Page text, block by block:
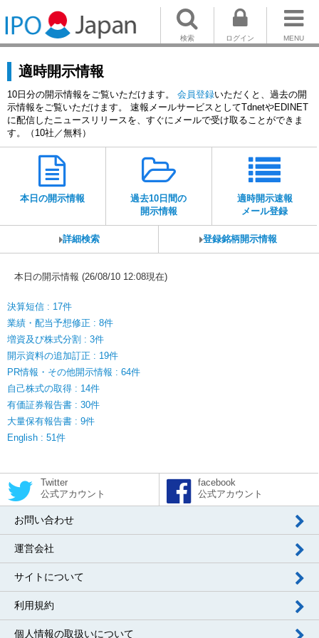
MENU
ログイン
検索
適時開示情報
10日分の開示情報をご覧いただけます。 会員登録いただくと、過去の開
示情報をご覧いただけます。 速報メールサービスとしてTdnetやEDINET
に配信したニュースリリースを、すぐにメールで受け取ることができま
す。（10社／無料）
本日の開示情報
過去10日間の
開示情報
適時開示速報
メール登録
詳細検索 登録銘柄開示情報
本日の開示情報 (26/08/10 12:08現在)
決算短信 : 17件
業績・配当予想修正 : 8件
増資及び株式分割 : 3件
開示資料の追加訂正 : 19件
PR情報・その他開示情報 : 64件
自己株式の取得 : 14件
有価証券報告書 : 30件
大量保有報告書 : 9件
English : 51件
Twitter
公式アカウント
facebook
公式アカウント
お問い合わせ
運営会社
サイトについて
利用規約
個人情報の取扱いについて